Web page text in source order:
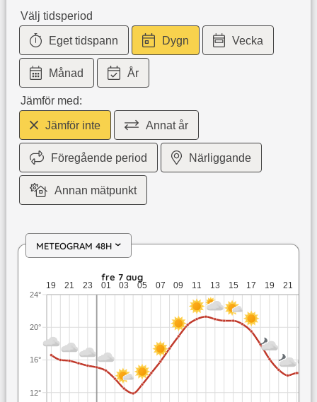
Välj tidsperiod
Eget tidspann Dygn Vecka
Månad År
Jämför med:
Jämför inte Annat år
Föregående period Närliggande
Annan mätpunkt
METEOGRAM 48H ›
tor 6 aug: 16,6 till 15,3 grader: ingen nederbörd: upp till
fre 7 aug
19 21 23 01 03 05 07 09 11 13 15 17 19 21
12°
16°
20°
24°